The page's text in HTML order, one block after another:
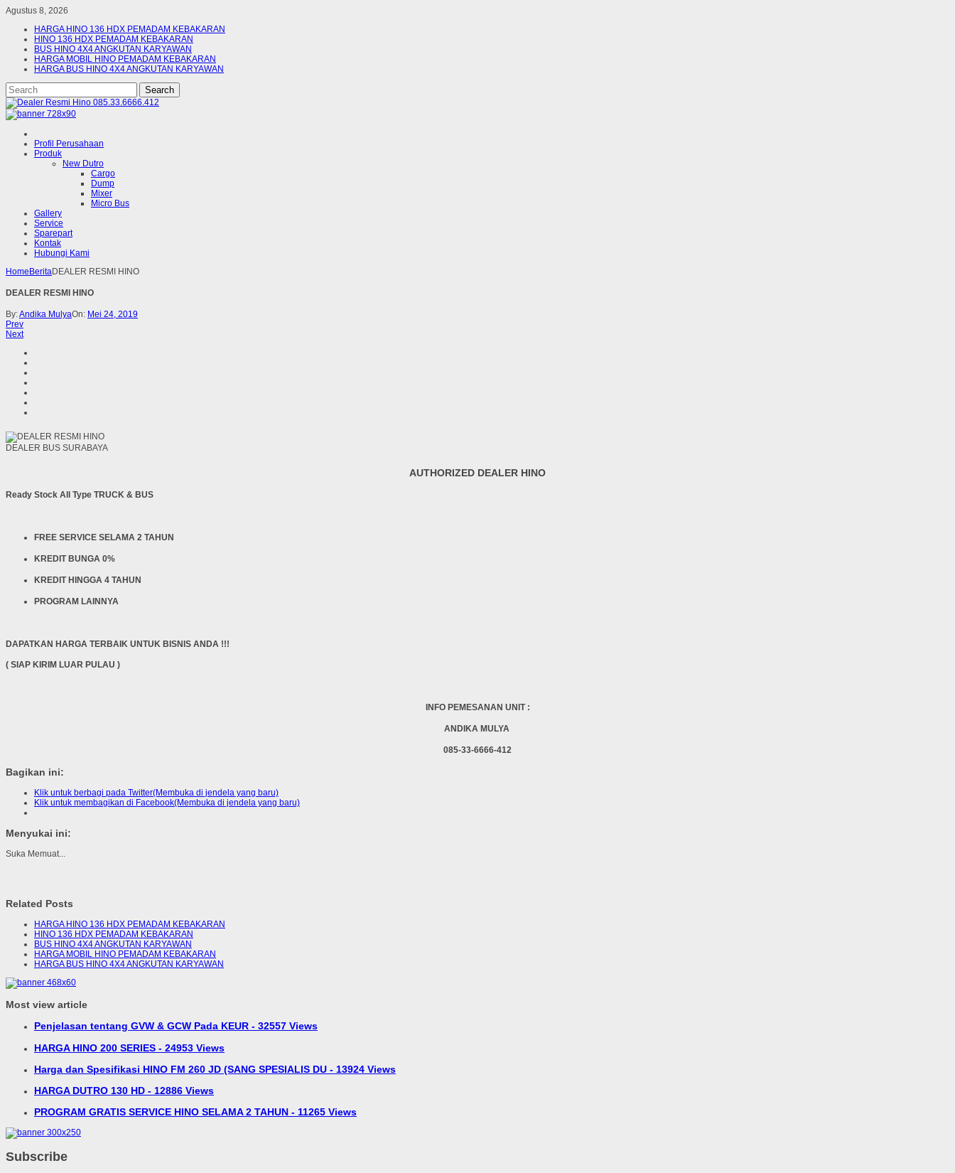
Agustus 8, 2026
HARGA HINO 136 HDX PEMADAM KEBAKARAN
HINO 136 HDX PEMADAM KEBAKARAN
BUS HINO 4X4 ANGKUTAN KARYAWAN
HARGA MOBIL HINO PEMADAM KEBAKARAN
HARGA BUS HINO 4X4 ANGKUTAN KARYAWAN
Profil Perusahaan
Produk
New Dutro
Cargo
Dump
Mixer
Micro Bus
Gallery
Service
Sparepart
Kontak
Hubungi Kami
Home BeritaDEALER RESMI HINO
DEALER RESMI HINO
By:Andika MulyaOn: Mei 24, 2019
Prev
Next
DEALER BUS SURABAYA
AUTHORIZED DEALER HINO
Ready Stock All Type TRUCK & BUS
FREE SERVICE SELAMA 2 TAHUN
KREDIT BUNGA 0%
KREDIT HINGGA 4 TAHUN
PROGRAM LAINNYA
DAPATKAN HARGA TERBAIK UNTUK BISNIS ANDA !!!
( SIAP KIRIM LUAR PULAU )
INFO PEMESANAN UNIT :
ANDIKA MULYA
085-33-6666-412
Bagikan ini:
Klik untuk berbagi pada Twitter(Membuka di jendela yang baru)
Klik untuk membagikan di Facebook(Membuka di jendela yang baru)
Menyukai ini:
Suka Memuat...
Related Posts
HARGA HINO 136 HDX PEMADAM KEBAKARAN
HINO 136 HDX PEMADAM KEBAKARAN
BUS HINO 4X4 ANGKUTAN KARYAWAN
HARGA MOBIL HINO PEMADAM KEBAKARAN
HARGA BUS HINO 4X4 ANGKUTAN KARYAWAN
Most view article
Penjelasan tentang GVW & GCW Pada KEUR - 32557 Views
HARGA HINO 200 SERIES - 24953 Views
Harga dan Spesifikasi HINO FM 260 JD (SANG SPESIALIS DU - 13924 Views
HARGA DUTRO 130 HD - 12886 Views
PROGRAM GRATIS SERVICE HINO SELAMA 2 TAHUN - 11265 Views
Subscribe